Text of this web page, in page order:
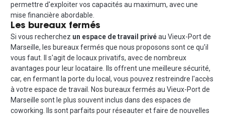
permettre d'exploiter vos capacités au maximum, avec une
mise financière abordable.
Les bureaux fermés
Si vous recherchez un espace de travail privéau Vieux-Port de
Marseille, les bureaux fermés que nous proposons sont ce qu'il
vous faut. Il s'agit de locaux privatifs, avec de nombreux
avantages pour leur locataire. Ils offrent une meilleure sécurité,
car, en fermant la porte du local, vous pouvez restreindre l'accès
à votre espace de travail. Nos bureaux fermés au Vieux-Port de
Marseille sont le plus souvent inclus dans des espaces de
coworking. Ils sont parfaits pour réseauter et faire de nouvelles